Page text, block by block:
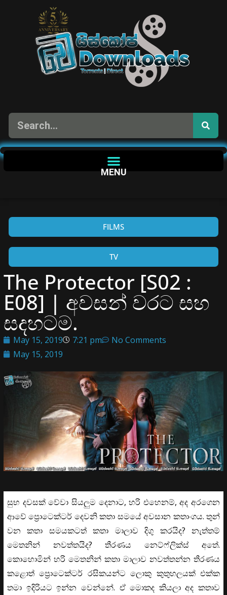
MENU
FILMS
TV
The Protector [S02 :
E08] | අවසන් වරට සහ
සදහටම.
May 15, 2019 7:21 pm
No Comments
May 15, 2019
සුභ දවසක් වේවා සියලුම දෙනාට, හරි එහෙනම්, අද අරගෙන
ආවේ ප්‍රොටෙක්ටර් දෙවනි කතා සමයේ අවසාන කතාංගය. තුන්
වන කතා සමයකටත් කතා මාලාව දිගු කරයිද? නැත්තම්
මෙතනින් නවත්තයිද? තීරණය නෙට්ෆ්ලික්ස් අතේ.
කොහොමින් හරි මෙතනින් කතා මාලාව නවත්තන්න තීරණය
කළොත් ප්‍රොටෙක්ටර් රසිකයන්ට ලොකු කුතුහලයක් එක්ක
තමා ඉදිරියට ඉන්න වෙන්නේ. ඒ මොකද කියලා අද කතාව